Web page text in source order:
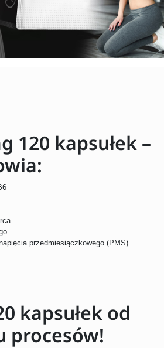
120 kapsułek –
przedmiesiączkowego (PMS)
kapsułek od
procesów!